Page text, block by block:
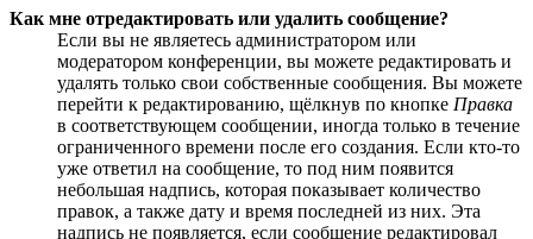
Как мне отредактировать или удалить сообщение?
Если вы не являетесь администратором или
модератором конференции, вы можете редактировать и
удалять только свои собственные сообщения. Вы можете
перейти к редактированию, щёлкнув по кнопке Правка
в соответствующем сообщении, иногда только в течение
ограниченного времени после его создания. Если кто-то
уже ответил на сообщение, то под ним появится
небольшая надпись, которая показывает количество
правок, а также дату и время последней из них. Эта
надпись не появляется, если сообщение редактировал